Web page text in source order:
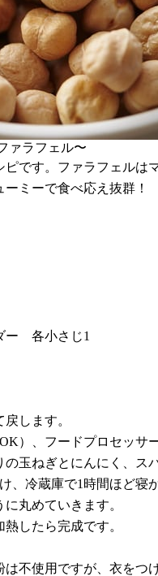
ァラフェル〜
です。ファラフェル
ミーで食べ応え抜群！
ー 各小さじ1
します。
）、フードプロセッサ
玉ねぎとにんにく、ス
、冷蔵庫で1時間ほど寝
丸めていきます。
したら完成です。
不使用ですが、衣をつ